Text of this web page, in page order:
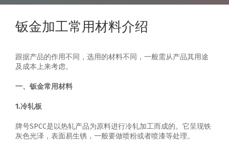
钣金加工常用材料介绍
跟据产品的作用不同，选用的材料不同，一般需从产品其用途
及成本上来考虑。
一、钣金常用材料
1.冷轧板
牌号SPCC是以热轧产品为原料进行冷轧加工而成的。它呈现铁
灰色光泽，表面易生锈，一般要做喷粉或者喷漆等处理。